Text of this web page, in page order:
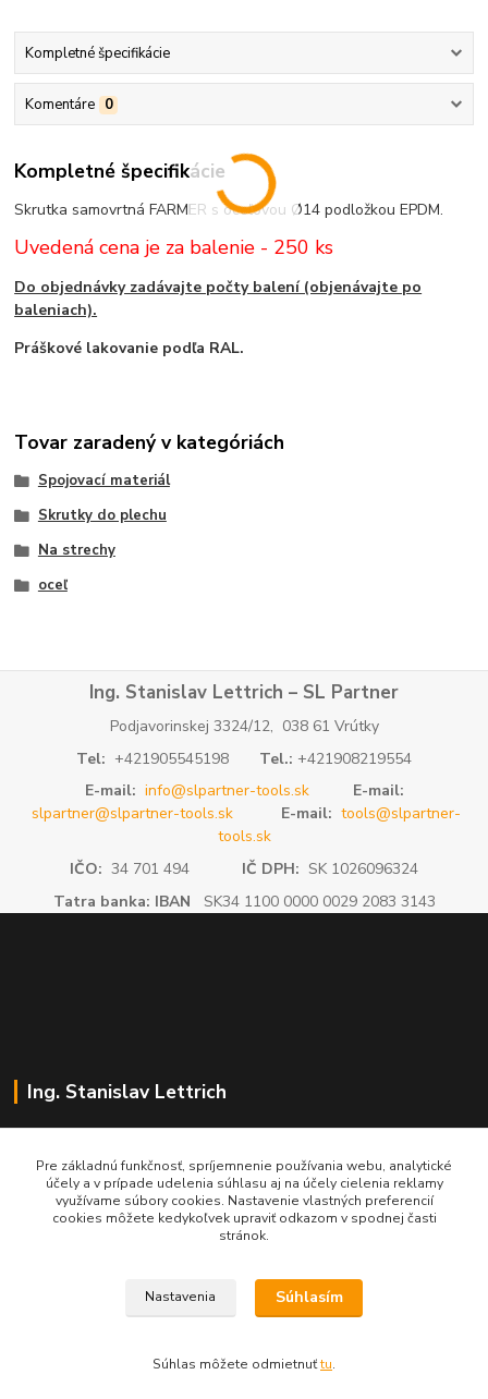
Kompletné špecifikácie
Komentáre 0
Kompletné špecifikácie
Skrutka samovrtná FARMER s oceľovou Ø14 podložkou EPDM.
Uvedená cena je za balenie - 250 ks
Do objednávky zadávajte počty balení (objenávajte po
baleniach).
Práškové lakovanie podľa RAL.
Tovar zaradený v kategóriách
Spojovací materiál
Skrutky do plechu
Na strechy
oceľ
Ing. Stanislav Lettrich – SL Partner
Podjavorinskej 3324/12, 038 61 Vrútky
Tel: +421905545198 Tel.: +421908219554
E-mail: info@slpartner-tools.sk
E-mail:
slpartner@slpartner-tools.sk
E-mail: tools@slpartner-
tools.sk
IČO: 34 701 494 IČ DPH: SK 1026096324
Tatra banka: IBAN SK34 1100 0000 0029 2083 3143
Ing. Stanislav Lettrich
+421 905 545 198
NONSTOP
Pre základnú funkčnosť, spríjemnenie používania webu, analytické
účely a v prípade udelenia súhlasu aj na účely cielenia reklamy
využívame súbory cookies. Nastavenie vlastných preferencií
cookies môžete kedykoľvek upraviť odkazom v spodnej časti
stránok.
Nastavenia Súhlasím
Súhlas môžete odmietnuťtu.